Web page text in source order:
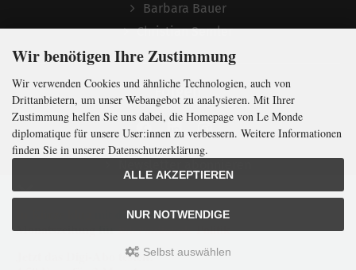
mit der weltweitgrößten
MonatszeitungfürinternationalePolitik
Jetzt das Digi-Abo testen:
Barbara Bauer
Christian Semler
Folgen
LMd © 2026 | Template © 2009-2026 bymodified eCommerce Shopsoftware
Wir benötigen Ihre Zustimmung
Wir verwenden Cookies und ähnliche Technologien, auch von
Drittanbietern, um unser Webangebot zu analysieren. Mit Ihrer
Zustimmung helfen Sie uns dabei, die Homepage von Le Monde
diplomatique für unsere User:innen zu verbessern. Weitere Informationen
finden Sie in unserer Datenschutzerklärung.
ALLE AKZEPTIEREN
NUR NOTWENDIGE
Selbst auswählen